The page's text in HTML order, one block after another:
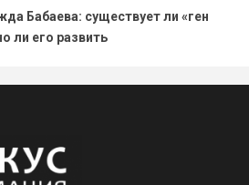
Бабаева: существует ли «ген
ли его развить